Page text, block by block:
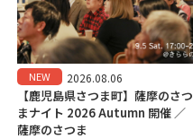
NEW 2026.08.06
【鹿児島県さつま町】薩摩のさつ
まナイト 2026 Autumn 開催 ／
薩摩のさつま